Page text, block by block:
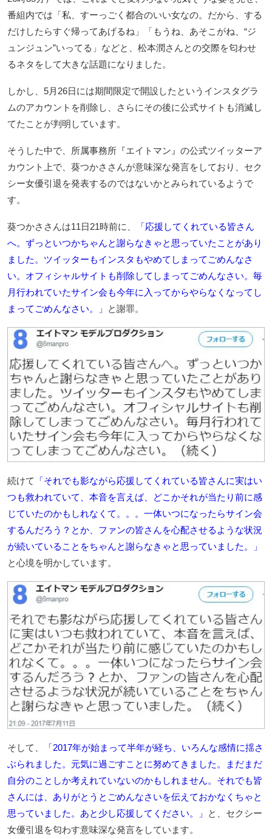
番組内では「私、すーっごく都合のいい女なの。だから、する
だけしたらすぐ帰ってあげるね」「もうね、あそこがね、“ジ
ュンジュン”いってる」などと、松本潤さんとの交際を匂わせ
るネタをして大きな話題になりました。
しかし、5月26日には期間限定で開設したというインスタグラ
ムのアカウントを削除し、さらにその後に公式サイトも消滅し
てたことが判明しています。
そうした中で、所属事務所『エイトマン』の公式ツイッターア
カウント上で、葵つかささんが意味深な発言をしており、セク
シー女優引退を発表するのではないかとみられているようで
す。
葵つかささんは11日21時前に、
「応援してくれている皆さん
へ。ずっといつかちゃんと謝らなきゃと思っていたことがあり
ました。ツイッターもインスタもやめてしまってごめんなさ
い。オフィシャルサイトも削除してしまってごめんなさい。毎
月行われていたサイン会も今年に入ってからやらなくなってし
まってごめんなさい。」
と謝罪。
続けて
「それでも影ながら応援してくれている皆さんに実はい
つも救われていて、本音を言えば、どこかそれが当たり前に感
じていたのかもしれなくて。。。一体いつになったらサイン会
するんだろう？とか、ファンの皆さんを心配させるような状況
が続いていることをちゃんと謝らなきゃと思っていました。」
と心境を明かしています。
そして、
「2017年が始まって半年が経ち、いろんな感情に揺さ
ぶられました。元気に過ごすことに努めてきました。まだまだ
自分のことしか考えれていないのかもしれません。それでも皆
さんには、ありがとうとごめんなさいを伝えておかなくちゃと
思っていました。あと少し応援してください。」
と、セクシー
女優引退を匂わす意味深な発言をしています。